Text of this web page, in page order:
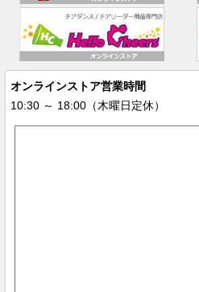
オンラインストア営業時間
10:30 ～ 18:00（木曜日定休）